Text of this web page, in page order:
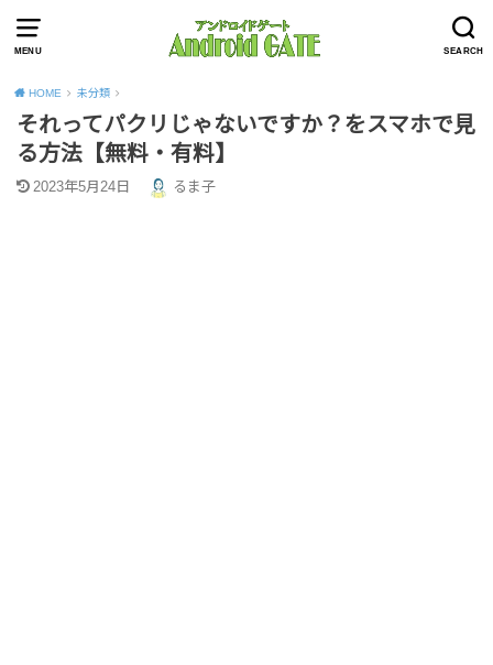
MENU SEARCH
HOME 未分類
それってパクリじゃないですか？をスマホで見
る方法【無料・有料】
2023年5月24日 るま子